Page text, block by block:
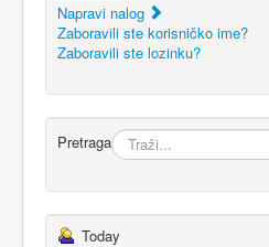
Napravi nalog
Zaboravili ste korisničko ime?
Zaboravili ste lozinku?
Pretraga
Today